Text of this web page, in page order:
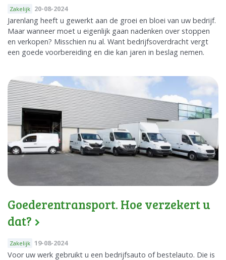
Zakelijk 20-08-2024
Jarenlang heeft u gewerkt aan de groei en bloei van uw bedrijf.
Maar wanneer moet u eigenlijk gaan nadenken over stoppen
en verkopen? Misschien nu al. Want bedrijfsoverdracht vergt
een goede voorbereiding en die kan jaren in beslag nemen.
Goederentransport. Hoe verzekert u
dat?
Zakelijk 19-08-2024
Voor uw werk gebruikt u een bedrijfsauto of bestelauto. Die is